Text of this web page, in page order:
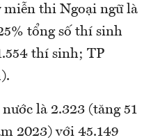
miễn thi Ngoại ngữ là
tổng số thí sinh
thí sinh; TP
là 2.323 (tăng 51
2023) với 45.149